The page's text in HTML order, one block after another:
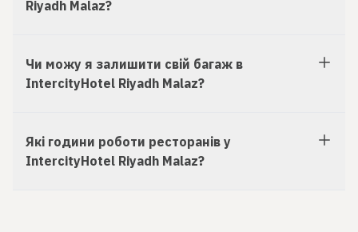
Riyadh Malaz?
Чи можу я залишити свій багаж в
IntercityHotel Riyadh Malaz?
Які години роботи ресторанів у
IntercityHotel Riyadh Malaz?